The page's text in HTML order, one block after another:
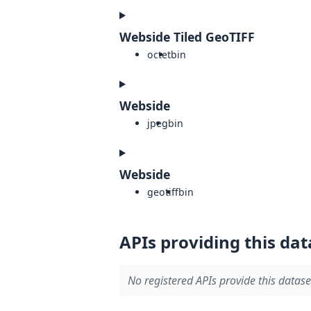
Webside Tiled GeoTIFF
octetbin
Webside
jpegbin
Webside
geotiffbin
APIs providing this
No registered APIs provide this